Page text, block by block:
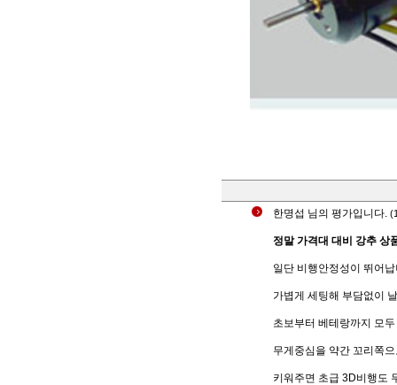
한명섭 님의 평가입니다.
정말 가격대 대비 강추 상
일단 비행안정성이 뛰어
가볍게 세팅해 부담없이
초보부터 베테랑까지 모
무게중심을 약간 꼬리쪽
키워주면 초급 3D비행도